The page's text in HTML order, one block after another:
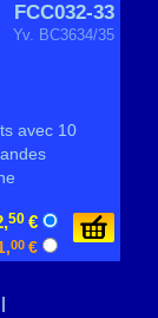
FCC032-33
Yv. BC3634/35
avec 10
50 €
00 €